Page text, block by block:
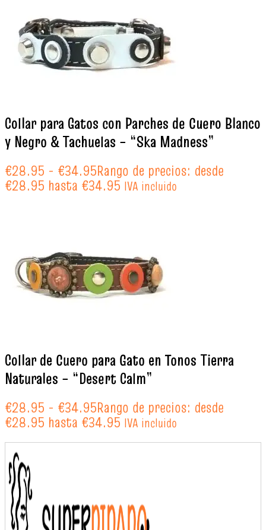
Collar para Gatos con Parches de Cuero Blanco
y Negro & Tachuelas – “Ska Madness”
€28.95 - €34.95Rango de precios: desde
€28.95 hasta €34.95 IVA incluido
Collar de Cuero para Gato en Tonos Tierra
Naturales – “Desert Calm”
€28.95 - €34.95Rango de precios: desde
€28.95 hasta €34.95 IVA incluido